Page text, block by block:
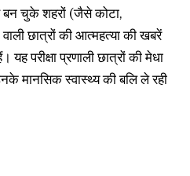
बन चुके शहरों (जैसे कोटा,
छात्रों की आत्महत्या की खबरें
परीक्षा प्रणाली छात्रों की मेधा
मानसिक स्वास्थ्य की बलि ले रही